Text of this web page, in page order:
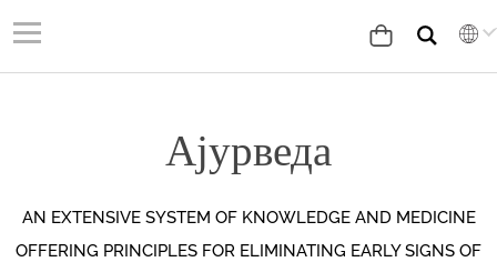
Ајурведа
AN EXTENSIVE SYSTEM OF KNOWLEDGE AND MEDICINE
OFFERING PRINCIPLES FOR ELIMINATING EARLY SIGNS OF